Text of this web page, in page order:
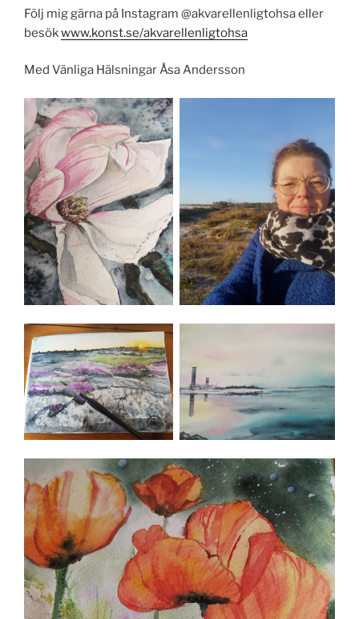
Följ mig gärna på Instagram @akvarellenligtohsa eller
besökwww.konst.se/akvarellenligtohsa
Med Vänliga Hälsningar Åsa Andersson